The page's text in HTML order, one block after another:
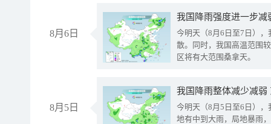
8月6日
今明天（8月6日至7日）
散。同时，我国高温范围
区将有大范围桑拿天。
8月5日
我国降雨整体减少减弱
今明天（8月5日至6日）
地有中到大雨，局地暴雨